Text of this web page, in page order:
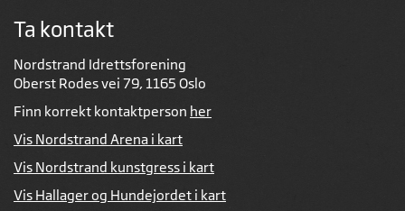
Ta kontakt
Nordstrand Idrettsforening
Oberst Rodes vei 79, 1165 Oslo
Finn korrekt kontaktperson her
Vis Nordstrand Arena i kart
Vis Nordstrand kunstgress i kart
Vis Hallager og Hundejordet i kart